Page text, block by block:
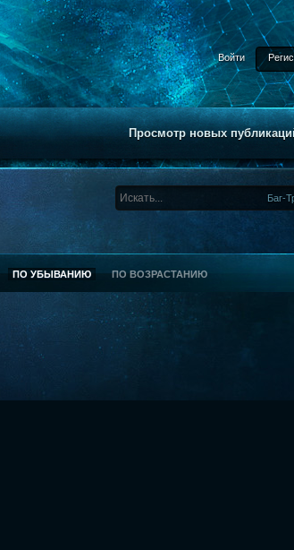
Войти
Просмотр новых
Баг-
ПО УБЫВАНИЮ ПО ВОЗРАСТАНИЮ